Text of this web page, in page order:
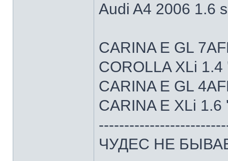
Audi A4 2006 1.6
CARINA E GL
COROLLA XLi 1.4
CARINA E GL
CARINA E XLi 1.6
ЧУДЕС НЕ